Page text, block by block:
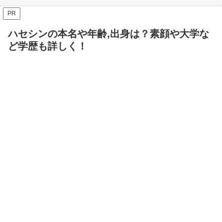
PR
ハセシンの本名や年齢,出身は？素顔や大学な
ど学歴も詳しく！